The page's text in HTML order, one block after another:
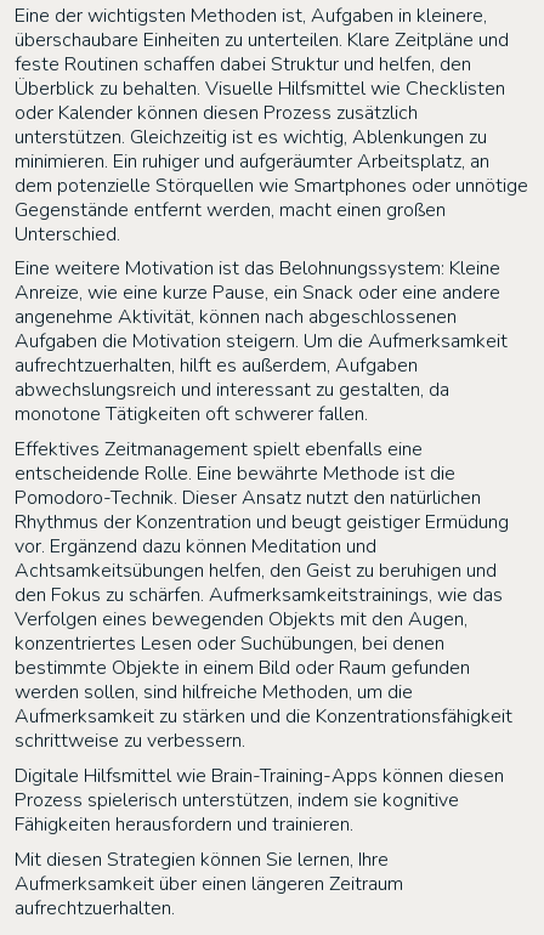
Eine der wichtigsten Methoden ist, Aufgaben in kleinere,
überschaubare Einheiten zu unterteilen. Klare Zeitpläne und
feste Routinen schaffen dabei Struktur und helfen, den
Überblick zu behalten. Visuelle Hilfsmittel wie Checklisten
oder Kalender können diesen Prozess zusätzlich
unterstützen. Gleichzeitig ist es wichtig, Ablenkungen zu
minimieren. Ein ruhiger und aufgeräumter Arbeitsplatz, an
dem potenzielle Störquellen wie Smartphones oder unnötige
Gegenstände entfernt werden, macht einen großen
Unterschied.
Eine weitere Motivation ist das Belohnungssystem: Kleine
Anreize, wie eine kurze Pause, ein Snack oder eine andere
angenehme Aktivität, können nach abgeschlossenen
Aufgaben die Motivation steigern. Um die Aufmerksamkeit
aufrechtzuerhalten, hilft es außerdem, Aufgaben
abwechslungsreich und interessant zu gestalten, da
monotone Tätigkeiten oft schwerer fallen.
Effektives Zeitmanagement spielt ebenfalls eine
entscheidende Rolle. Eine bewährte Methode ist die
Pomodoro-Technik. Dieser Ansatz nutzt den natürlichen
Rhythmus der Konzentration und beugt geistiger Ermüdung
vor. Ergänzend dazu können Meditation und
Achtsamkeitsübungen helfen, den Geist zu beruhigen und
den Fokus zu schärfen. Aufmerksamkeitstrainings, wie das
Verfolgen eines bewegenden Objekts mit den Augen,
konzentriertes Lesen oder Suchübungen, bei denen
bestimmte Objekte in einem Bild oder Raum gefunden
werden sollen, sind hilfreiche Methoden, um die
Aufmerksamkeit zu stärken und die Konzentrationsfähigkeit
schrittweise zu verbessern.
Digitale Hilfsmittel wie Brain-Training-Apps können diesen
Prozess spielerisch unterstützen, indem sie kognitive
Fähigkeiten herausfordern und trainieren.
Mit diesen Strategien können Sie lernen, Ihre
Aufmerksamkeit über einen längeren Zeitraum
aufrechtzuerhalten.